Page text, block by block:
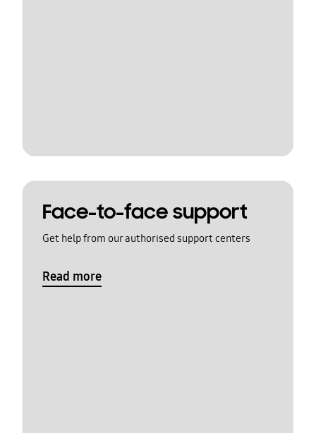
Face-to-face support
Get help from our authorised support centers
Read more